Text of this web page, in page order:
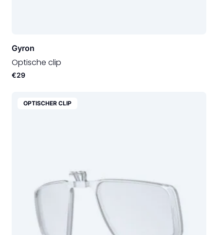
Gyron
Optische clip
€29
OPTISCHER CLIP